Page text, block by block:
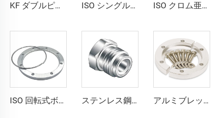
KF ダブルピンクランプスイング NW アルミ SS304 翼ナット真空クランプフランジ KF16-KF50/NW16/NW50 ステンレス鋼継手 ISO シングルウォールクランプ SS304/アルミニウム ステンレス鋼 M8/M10/M12 バキュームパイプ継手 高品質締付フランジ ISO クロム亜鉛メッキダブルクラウクランプ M10 高品質バキューム継手 半導体用亜鉛メッキクランプ
ISO 回転式ボルトリング 分割型ステンレス鋼 高品質 ISO63-ISO500 レタナーリング SS304/SS316L 高真空パイプ継手 クランプフランジ ステンレス鋼製エンドプラグ SS316L QCR-メタルフェース継手 1/8"-1" ブライトアニール／電解研磨仕上げ アルミブレッチクランプ KF16/KF25/KF40/KF50 真空フランジ 高品質真空クランプ継手 NW16/25/40/50 単純な高真空チャンバーポット用